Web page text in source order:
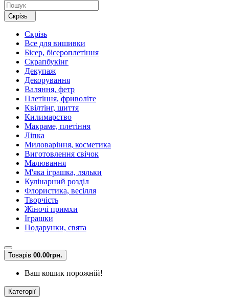
Скрізь
Скрізь
Все для вишивки
Бісер, бісероплетіння
Скрапбукінг
Декупаж
Декорування
Валяння, фетр
Плетіння, фриволіте
Квілтінг, шиття
Килимарство
Макраме, плетіння
Ліпка
Миловаріння, косметика
Виготовлення свічок
Малювання
М'яка іграшка, ляльки
Кулінарний розділ
Флористика, весілля
Творчість
Жіночі примхи
Іграшки
Подарунки, свята
Товарів 00.00грн.
Ваш кошик порожній!
Категорії